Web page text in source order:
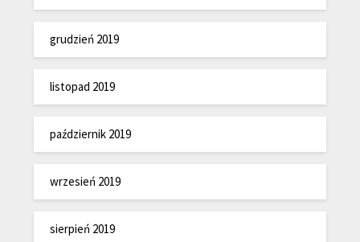
grudzień 2019
listopad 2019
październik 2019
wrzesień 2019
sierpień 2019